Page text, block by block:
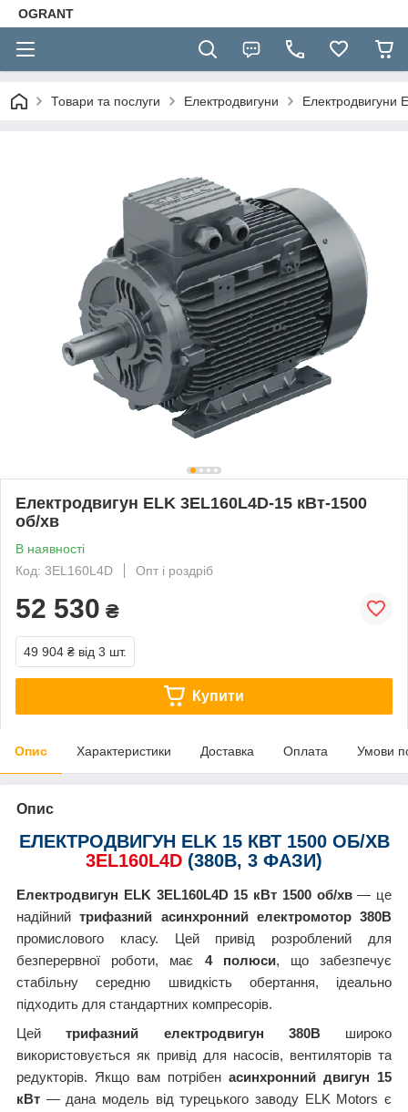
OGRANT
Товари та послуги Електродвигуни Електродвигуни
Електродвигун ELK 3EL160L4D-15 кВт-1500
об/хв
В наявності
Код: 3EL160L4D
Опт і роздріб
52 530 ₴
49 904 ₴ від 3 шт.
Купити
Опис Характеристики Доставка Оплата Умови
Опис
ЕЛЕКТРОДВИГУН ELK 15 КВТ 1500 ОБ/ХВ
3EL160L4D (380В, 3 ФАЗИ)
Електродвигун ELK 3EL160L4D 15 кВт 1500 об/хв— це
надійнийтрифазний асинхронний електромотор 380В
промислового класу. Цей привід розроблений для
безперервної роботи, має 4 полюси, що забезпечує
стабільну середню швидкість обертання, ідеально
підходить для стандартних компресорів.
Цейтрифазний електродвигун 380Вшироко
використовується як привід для насосів, вентиляторів та
редукторів. Якщо вам потрібен асинхронний двигун 15
кВт — дана модель від турецького заводу ELK Motors є